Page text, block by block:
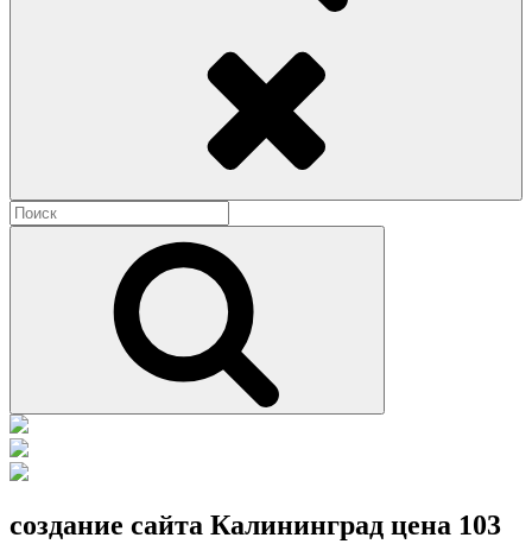
Найти:
создание сайта Калининград цена 103